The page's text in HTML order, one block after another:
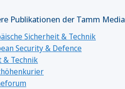
Publikationen der Tamm Media
Sicherheit & Technik
Security & Defence
& Technik